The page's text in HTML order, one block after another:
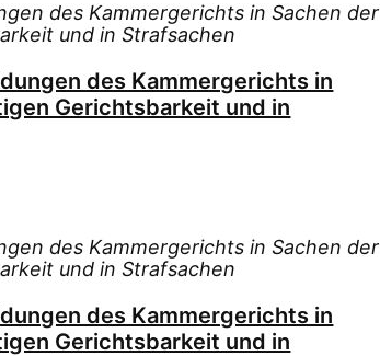
des Kammergerichts in Sachen der
und in Strafsachen
des Kammergerichts in
Gerichtsbarkeit und in
des Kammergerichts in Sachen der
und in Strafsachen
des Kammergerichts in
Gerichtsbarkeit und in